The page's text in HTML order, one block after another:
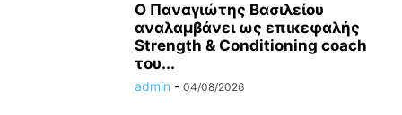
Ο Παναγιώτης Βασιλείου
αναλαμβάνει ως επικεφαλής
Strength & Conditioning coach
του...
admin - 04/08/2026